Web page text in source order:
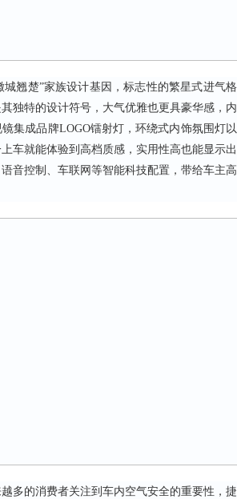
城翘楚”家族设计基因，标志性的繁星式进气格
独特的设计符号，大气优雅也更具豪华感，内
集成品牌LOGO镭射灯，环绕式内饰氛围灯以
车就能体验到高档质感，实用性高也能显示出
音控制、车联网等智能科技配置，带给车主高
多的消费者关注到车内空气安全的重要性，捷